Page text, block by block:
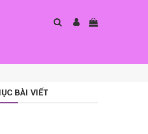
BÀI VIẾT